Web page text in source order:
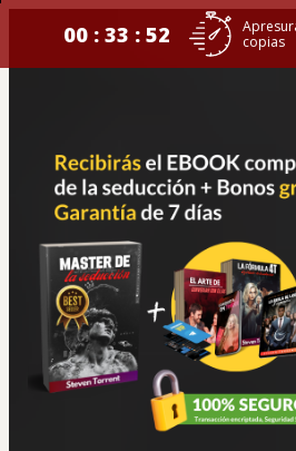
00 : 33 : 52
copias